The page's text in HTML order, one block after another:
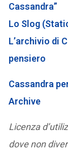
Cassandra”
Lo Slog
L’archivio di
pensiero
Cassandra
Archive
Licenza
dove non